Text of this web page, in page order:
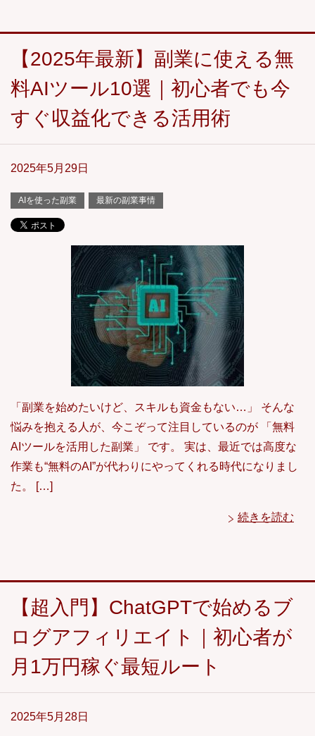
【2025年最新】副業に使える無
料AIツール10選｜初心者でも今
すぐ収益化できる活用術
2025年5月29日
AIを使った副業 最新の副業事情
「副業を始めたいけど、スキルも資金もない…」 そんな
悩みを抱える人が、今こぞって注目しているのが 「無料
AIツールを活用した副業」 です。 実は、最近では高度な
作業も“無料のAI”が代わりにやってくれる時代になりまし
た。 […]
続きを読む
【超入門】ChatGPTで始めるブ
ログアフィリエイト｜初心者が
月1万円稼ぐ最短ルート
2025年5月28日